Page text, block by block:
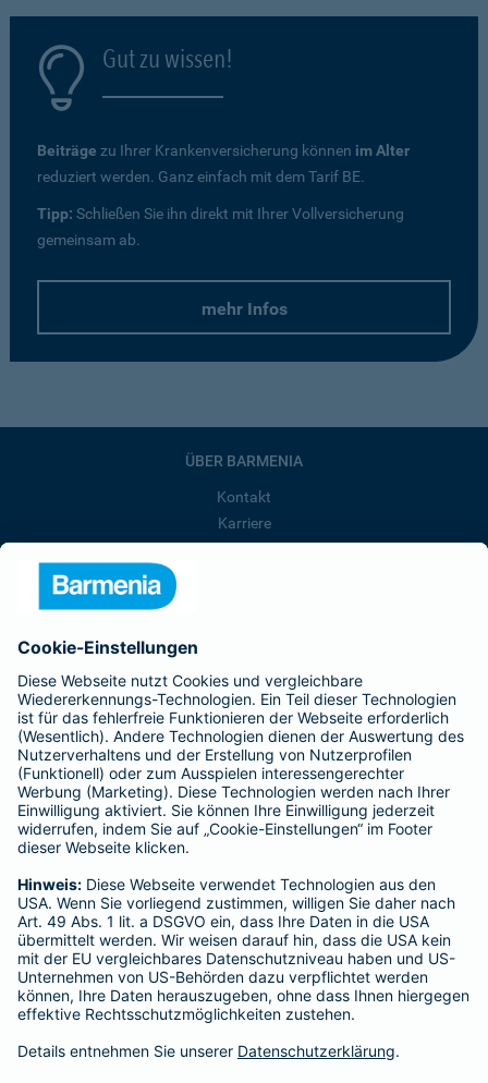
Gut zu wissen!
Beiträge zu Ihrer Krankenversicherung können im Alter
reduziert werden. Ganz einfach mit dem Tarif BE.
Tipp: Schließen Sie ihn direkt mit Ihrer Vollversicherung
gemeinsam ab.
mehr Infos
ÜBER BARMENIA
Kontakt
Karriere
Barmenia ist Teil der BarmeniaGothaer
BELIEBTE SEITEN
Kranken-Zusatzversicherung
Tierversicherungen
Haftpflichtversicherung
Hausratversicherung
Adresse ändern
Schaden melden
Kilometerstandsmeldung
Serviceübersicht